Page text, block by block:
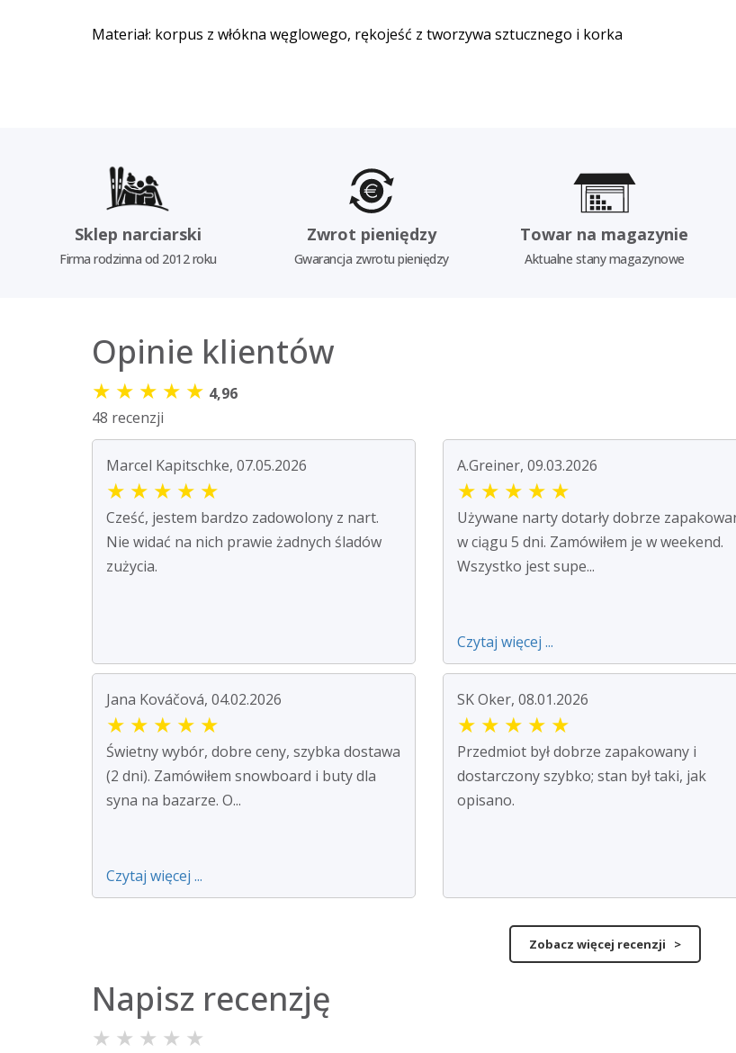
Materiał: korpus z włókna węglowego, rękojeść z tworzywa sztucznego i korka
Sklep narciarski
Firma rodzinna od 2012 roku
Zwrot pieniędzy
Gwarancja zwrotu pieniędzy
Towar na magazynie
Aktualne stany magazynowe
Opinie klientów
★ ★ ★ ★ ★ 4,96
48 recenzji
Marcel Kapitschke, 07.05.2026
★ ★ ★ ★ ★
Cześć, jestem bardzo zadowolony z nart.
Nie widać na nich prawie żadnych śladów
zużycia.
A.Greiner, 09.03.2026
★ ★ ★ ★ ★
Używane narty dotarły dobrze
w ciągu 5 dni. Zamówiłem je w weekend.
Wszystko jest supe...
Czytaj więcej ...
Jana Kováčová, 04.02.2026
★ ★ ★ ★ ★
Świetny wybór, dobre ceny, szybka dostawa
(2 dni). Zamówiłem snowboard i buty dla
syna na bazarze. O...
Czytaj więcej ...
SK Oker, 08.01.2026
★ ★ ★ ★ ★
Przedmiot był dobrze zapakowany i
dostarczony szybko; stan był taki, jak
opisano.
Zobacz więcej recenzji >
Napisz recenzję
★ ★ ★ ★ ★